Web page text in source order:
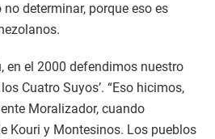
determinar, porque eso es
en el 2000 defendimos nuestro
Cuatro Suyos’. “Eso hicimos,
Moralizador, cuando
Kouri y Montesinos. Los pueblos